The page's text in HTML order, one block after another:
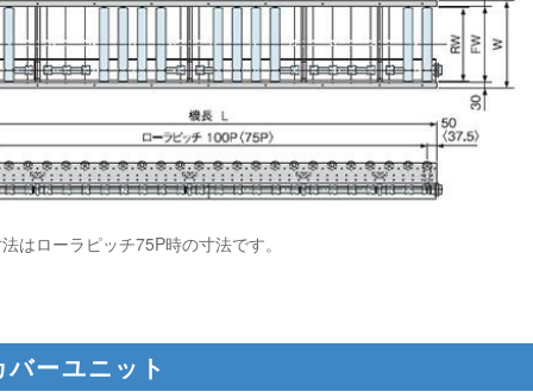
はローラピッチ75P時の寸法です。
ーユニット